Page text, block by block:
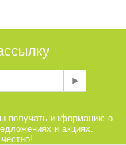
получать информацию о
и акциях.